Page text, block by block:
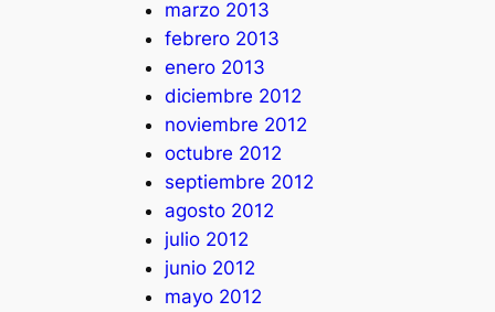
marzo 2013
febrero 2013
enero 2013
diciembre 2012
noviembre 2012
octubre 2012
septiembre 2012
agosto 2012
julio 2012
junio 2012
mayo 2012